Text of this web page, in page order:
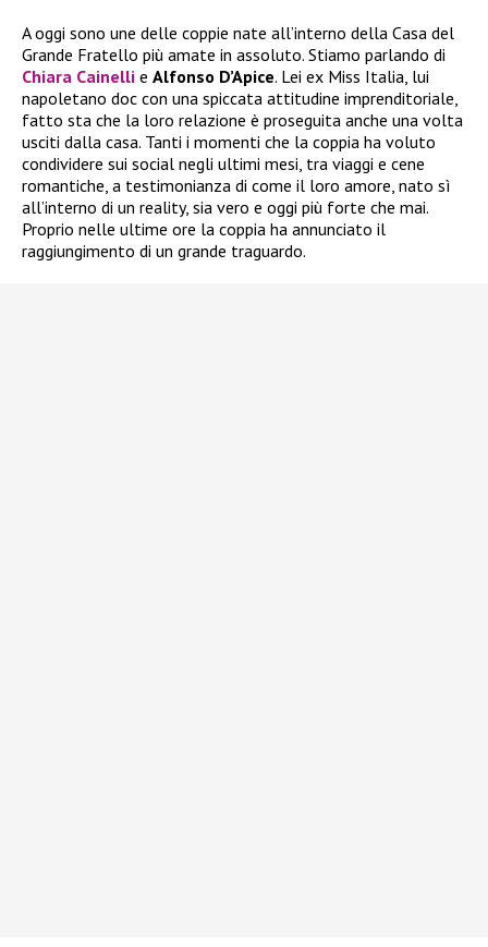
A oggi sono une delle coppie nate all’interno della Casa del
Grande Fratello più amate in assoluto. Stiamo parlando di
Chiara Cainelli e Alfonso D’Apice. Lei ex Miss Italia, lui
napoletano doc con una spiccata attitudine imprenditoriale,
fatto sta che la loro relazione è proseguita anche una volta
usciti dalla casa. Tanti i momenti che la coppia ha voluto
condividere sui social negli ultimi mesi, tra viaggi e cene
romantiche, a testimonianza di come il loro amore, nato sì
all’interno di un reality, sia vero e oggi più forte che mai.
Proprio nelle ultime ore la coppia ha annunciato il
raggiungimento di un grande traguardo.